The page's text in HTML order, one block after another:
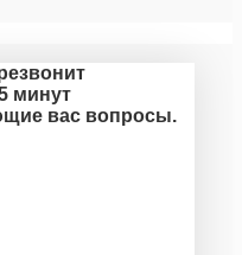
минут
вас вопросы.